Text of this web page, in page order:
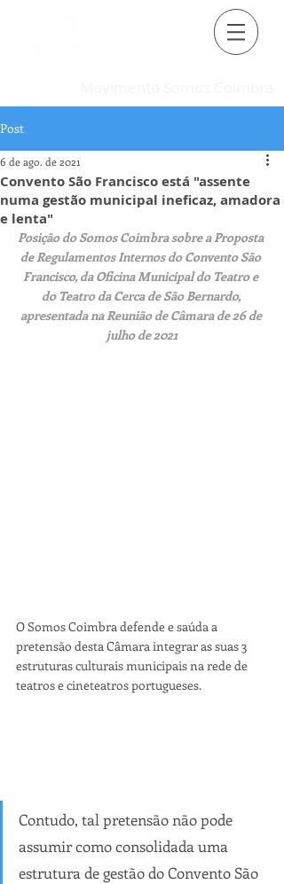
Post
Convento São Francisco está "assente
numa gestão municipal ineficaz, amadora
e lenta"
6 de ago. de 2021
Posição do Somos Coimbra sobre a Proposta
de Regulamentos Internos do Convento São
Francisco, da Oficina Municipal do Teatro e
do Teatro da Cerca de São Bernardo,
apresentada na Reunião de Câmara de 26 de
julho de 2021
O Somos Coimbra defende e saúda a
pretensão desta Câmara integrar as suas 3
estruturas culturais municipais na rede de
teatros e cineteatros portugueses.
Contudo, tal pretensão não pode
assumir como consolidada uma
estrutura de gestão do Convento São